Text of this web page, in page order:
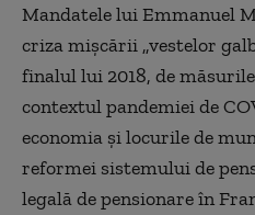
Mandatele lui Emmanuel
criza mișcării „vestelor
finalul lui 2018, de
contextul pandemiei de
economia și locurile de
reformei sistemului de
legală de pensionare în